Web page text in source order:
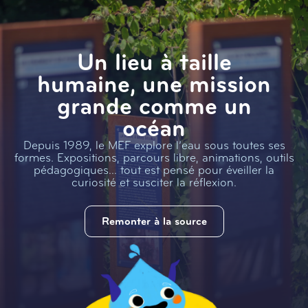
Un lieu à taille
humaine, une mission
grande comme un
océan
Depuis 1989, le MEF explore l’eau sous toutes ses
formes. Expositions, parcours libre, animations, outils
pédagogiques… tout est pensé pour éveiller la
curiosité et susciter la réflexion.
Remonter à la source